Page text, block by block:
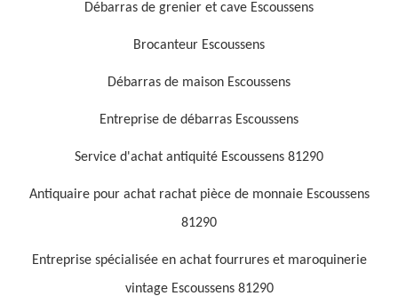
Débarras de grenier et cave Escoussens
Brocanteur Escoussens
Débarras de maison Escoussens
Entreprise de débarras Escoussens
Service d'achat antiquité Escoussens 81290
Antiquaire pour achat rachat pièce de monnaie Escoussens
81290
Entreprise spécialisée en achat fourrures et maroquinerie
vintage Escoussens 81290